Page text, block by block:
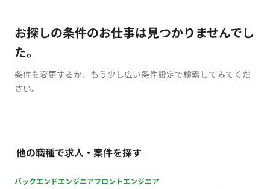
お探しの条件のお仕事は見つかりませんでし
た。
条件を変更するか、もう少し広い条件設定で検索してみてくだ
さい。
他の職種で求人・案件を探す
バックエンドエンジニアフロントエンジニア